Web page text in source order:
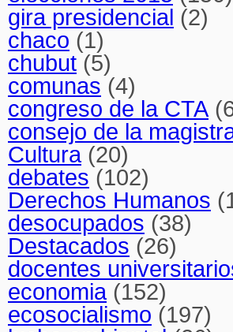
gira presidencial (2)
chaco (1)
chubut (5)
comunas (4)
congreso de la CTA
consejo de la
Cultura(20)
debates (102)
Derechos Humanos
desocupados (38)
Destacados (26)
docentes
economia(152)
ecosocialismo (197)